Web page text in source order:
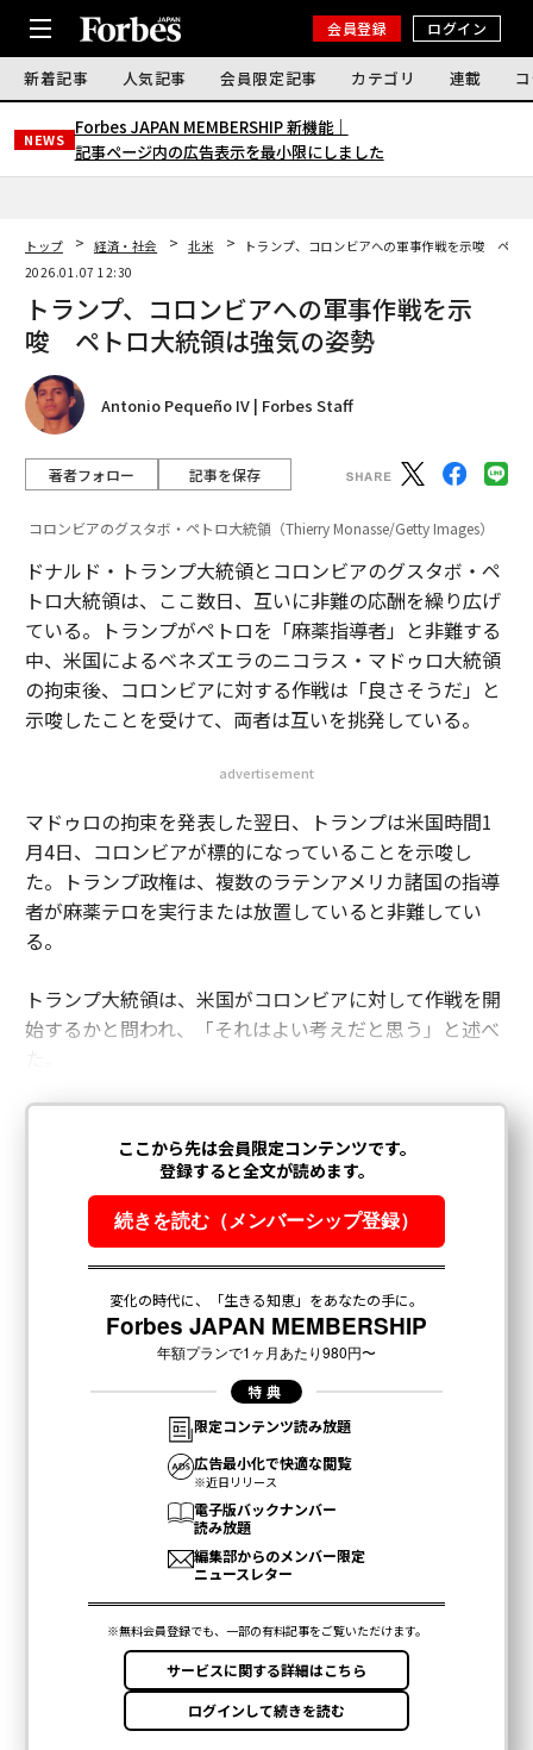
会員登録 ログイン
新着記事 人気記事 会員限定記事 カテゴリ 連載
NEWS
Forbes JAPAN MEMBERSHIP 新機能｜
記事ページ内の広告表示を最小限にしました
トップ 経済・社会 北米
トランプ、コロンビアへの軍事作戦を示唆 ペト
2026.01.07 12:30
トランプ、コロンビアへの軍事作戦を示
唆 ペトロ大統領は強気の姿勢
Antonio Pequeño IV | Forbes Staff
著者フォロー 記事を保存
コロンビアのグスタボ・ペトロ大統領（Thierry Monasse/Getty Images）
ドナルド・トランプ大統領とコロンビアのグスタボ・ペ
トロ大統領は、ここ数日、互いに非難の応酬を繰り広げ
ている。トランプがペトロを「麻薬指導者」と非難する
中、米国によるベネズエラのニコラス・マドゥロ大統領
の拘束後、コロンビアに対する作戦は「良さそうだ」と
示唆したことを受けて、両者は互いを挑発している。
advertisement
マドゥロの拘束を発表した翌日、トランプは米国時間1
月4日、コロンビアが標的になっていることを示唆し
た。トランプ政権は、複数のラテンアメリカ諸国の指導
者が麻薬テロを実行または放置していると非難してい
る。
トランプ大統領は、米国がコロンビアに対して作戦を開
始するかと問われ、「それはよい考えだと思う」と述べ